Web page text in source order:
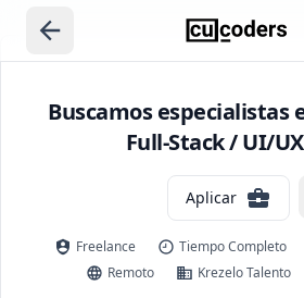
Buscamos especialistas
Full-Stack / UI/UX
Aplicar
Freelance Tiempo Completo
Remoto
Krezelo Talento